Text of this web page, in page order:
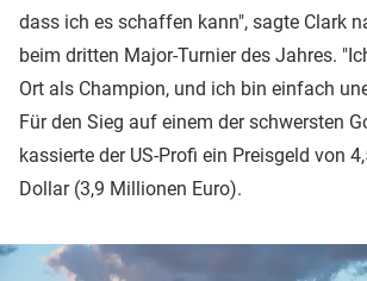
dass ich es schaffen kann", sagte Clark
beim dritten Major-Turnier des Jahres.
Ort als Champion, und ich bin einfach
Für den Sieg auf einem der schwersten
kassierte der US-Profi ein Preisgeld von
Dollar (3,9 Millionen Euro).